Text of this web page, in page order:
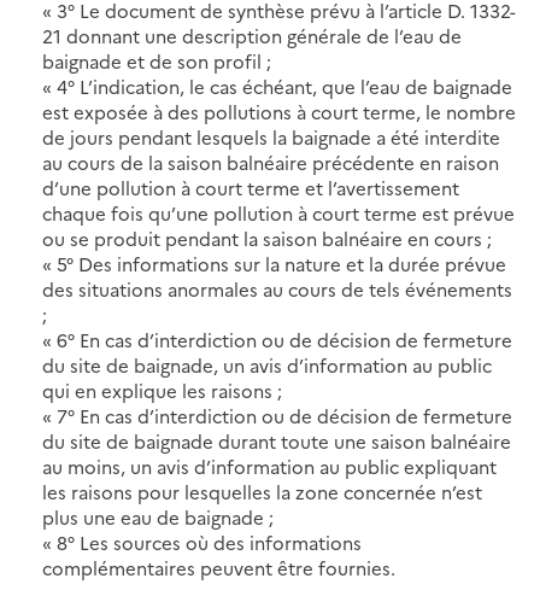
« 3° Le document de synthèse prévu à l’article D. 1332-
21 donnant une description générale de l’eau de
baignade et de son profil ;
« 4° L’indication, le cas échéant, que l’eau de baignade
est exposée à des pollutions à court terme, le nombre
de jours pendant lesquels la baignade a été interdite
au cours de la saison balnéaire précédente en raison
d’une pollution à court terme et l’avertissement
chaque fois qu’une pollution à court terme est prévue
ou se produit pendant la saison balnéaire en cours ;
« 5° Des informations sur la nature et la durée prévue
des situations anormales au cours de tels événements
;
« 6° En cas d’interdiction ou de décision de fermeture
du site de baignade, un avis d’information au public
qui en explique les raisons ;
« 7° En cas d’interdiction ou de décision de fermeture
du site de baignade durant toute une saison balnéaire
au moins, un avis d’information au public expliquant
les raisons pour lesquelles la zone concernée n’est
plus une eau de baignade ;
« 8° Les sources où des informations
complémentaires peuvent être fournies.